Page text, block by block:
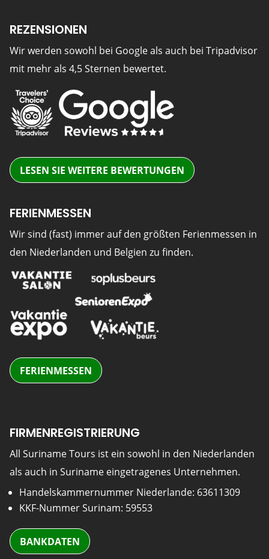
REZENSIONEN
Wir werden sowohl bei Google als auch bei Tripadvisor
mit mehr als 4,5 Sternen bewertet.
LESEN SIE WEITERE BEWERTUNGEN
FERIENMESSEN
Wir sind (fast) immer auf den größten Ferienmessen in
den Niederlanden und Belgien zu finden.
FERIENMESSEN
FIRMENREGISTRIERUNG
All Suriname Tours ist ein sowohl in den Niederlanden
als auch in Suriname eingetragenes Unternehmen.
Handelskammernummer Niederlande: 63611309
KKF-Nummer Surinam: 59553
BANKDATEN